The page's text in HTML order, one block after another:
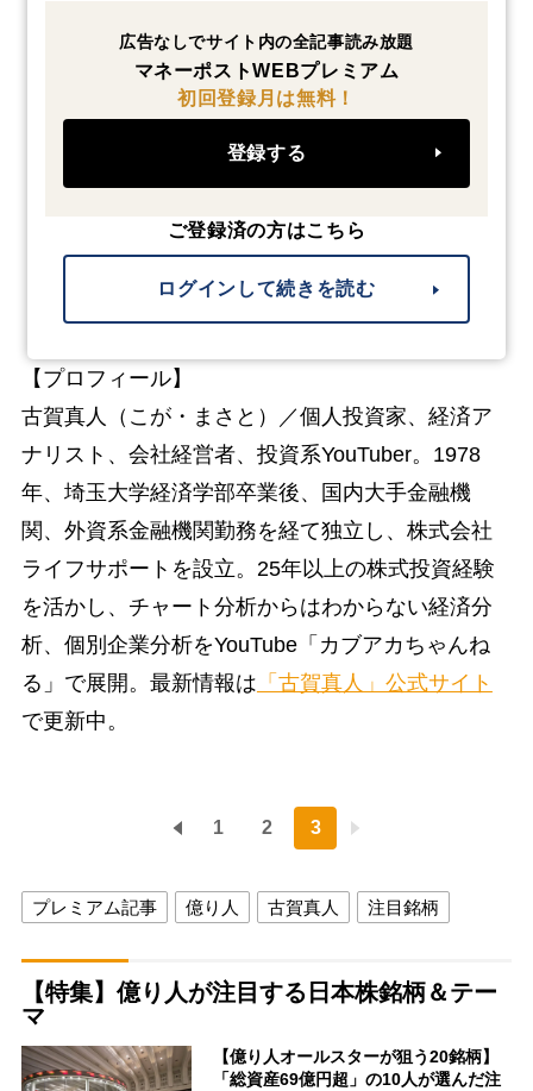
広告なしでサイト内の全記事読み放題
マネーポストWEBプレミアム
初回登録月は無料！
登録する
ご登録済の方はこちら
ログインして続きを読む
【プロフィール】
古賀真人（こが・まさと）／個人投資家、経済ア
ナリスト、会社経営者、投資系YouTuber。1978
年、埼玉大学経済学部卒業後、国内大手金融機
関、外資系金融機関勤務を経て独立し、株式会社
ライフサポートを設立。25年以上の株式投資経験
を活かし、チャート分析からはわからない経済分
析、個別企業分析をYouTube「カブアカちゃんね
る」で展開。最新情報は 「古賀真人」公式サイト
で更新中。
1 2 3
プレミアム記事 億り人 古賀真人 注目銘柄
【特集】億り人が注目する日本株銘柄＆テー
マ
【億り人オールスターが狙う20銘柄】
「総資産69億円超」の10人が選んだ注